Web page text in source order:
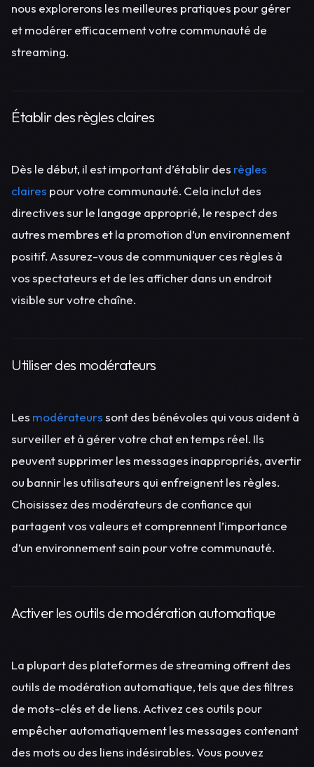
nous explorerons les meilleures pratiques pour gérer
et modérer efficacement votre communauté de
streaming.
Établir des règles claires
Dès le début, il est important d’établir des règles
claires pour votre communauté. Cela inclut des
directives sur le langage approprié, le respect des
autres membres et la promotion d’un environnement
positif. Assurez-vous de communiquer ces règles à
vos spectateurs et de les afficher dans un endroit
visible sur votre chaîne.
Utiliser des modérateurs
Les modérateurssont des bénévoles qui vous aident à
surveiller et à gérer votre chat en temps réel. Ils
peuvent supprimer les messages inappropriés, avertir
ou bannir les utilisateurs qui enfreignent les règles.
Choisissez des modérateurs de confiance qui
partagent vos valeurs et comprennent l’importance
d’un environnement sain pour votre communauté.
Activer les outils de modération automatique
La plupart des plateformes de streaming offrent des
outils de modération automatique, tels que des filtres
de mots-clés et de liens. Activez ces outils pour
empêcher automatiquement les messages contenant
des mots ou des liens indésirables. Vous pouvez